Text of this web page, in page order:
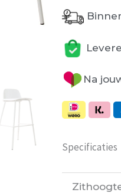
Na
Specificaties